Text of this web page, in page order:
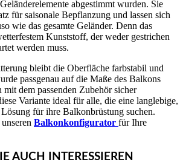
abgestimmt wurden. Sie
für saisonale Bepflanzung und lassen sich
wie das gesamte Geländer. Denn das
Kunststoff, der weder gestrichen
werden muss.
bleibt die Oberfläche farbstabil und
passgenau auf die Maße des Balkons
mit dem passenden Zubehör sicher
Variante ideal für alle, die eine langlebige,
für ihre Balkonbrüstung suchen.
Balkonkonfigurator für Ihre
AUCH INTERESSIEREN